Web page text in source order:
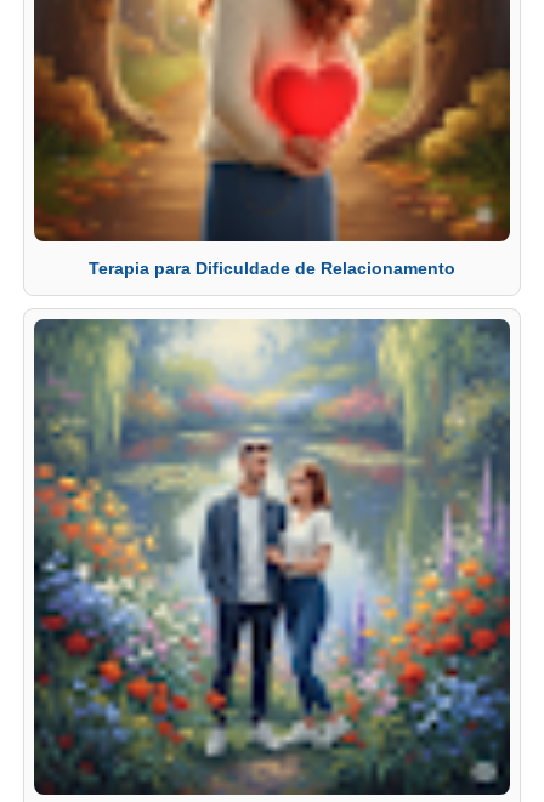
Terapia para Dificuldade de Relacionamento